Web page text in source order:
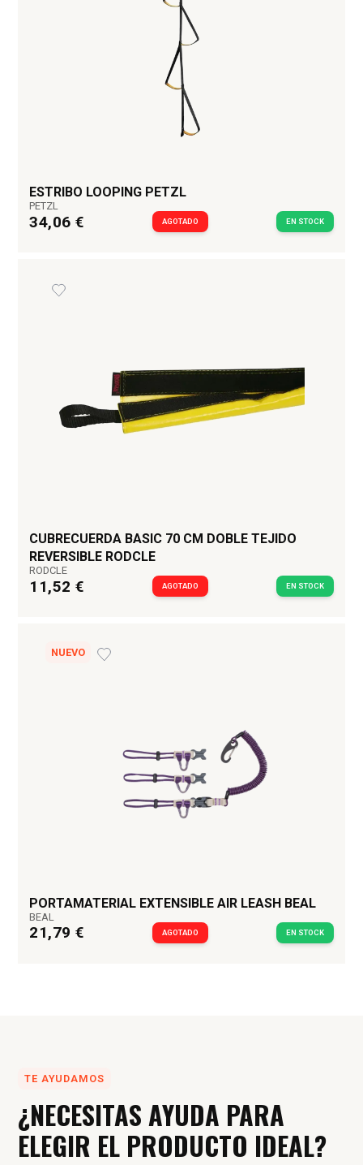
ESTRIBO LOOPING PETZL
PETZL
34,06 € AGOTADO EN STOCK
CUBRECUERDA BASIC 70 CM DOBLE TEJIDO
REVERSIBLE RODCLE
RODCLE
11,52 € AGOTADO EN STOCK
NUEVO
PORTAMATERIAL EXTENSIBLE AIR LEASH BEAL
BEAL
21,79 € AGOTADO EN STOCK
TE AYUDAMOS
¿NECESITAS AYUDA PARA
ELEGIR EL PRODUCTO IDEAL?